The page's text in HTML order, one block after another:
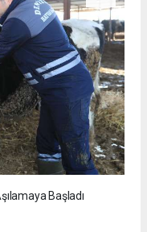
Başladı